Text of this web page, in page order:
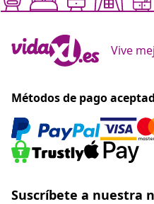
Vive
Métodos de pago
Suscríbete a nuestra